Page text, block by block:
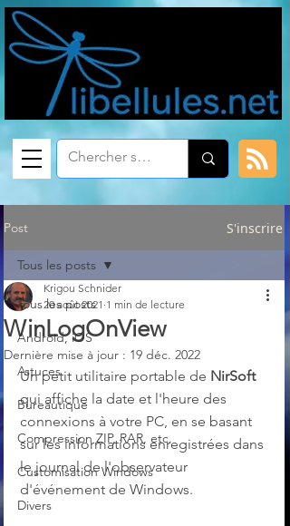
Post S'inscrire
Tous les posts
Android, iOS
Astuces
Bureautique
Compression ZIP, RAR, etc.
Customisation Windows
Divers
Tous les posts
WinLogOnView
Krigou Schnider
20 août 2021 1 min de lecture
Dernière mise à jour : 19 déc. 2022
Un petit utilitaire portable de NirSoft
qui affiche la date et l'heure des
connexions à votre PC, en se basant
sur les informations enregistrées dans
le journal de l'observateur
d'événement de Windows.